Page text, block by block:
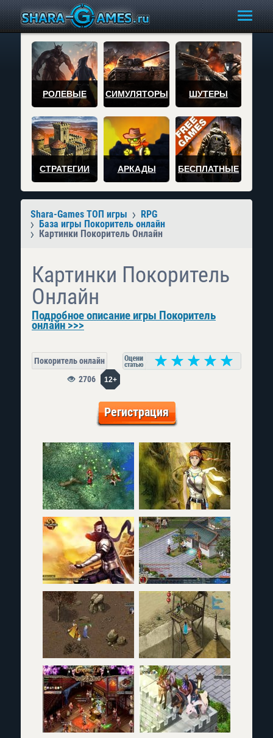
РОЛЕВЫЕ СИМУЛЯТОРЫ ШУТЕРЫ
СТРАТЕГИИ АРКАДЫ БЕСПЛАТНЫЕ
Shara-Games ТОП игры
RPG
База игры Покоритель онлайн
Картинки Покоритель Онлайн
Картинки Покоритель
Онлайн
Подробное описание игры Покоритель
онлайн >>>
Покоритель онлайн
12+
2706
Регистрация